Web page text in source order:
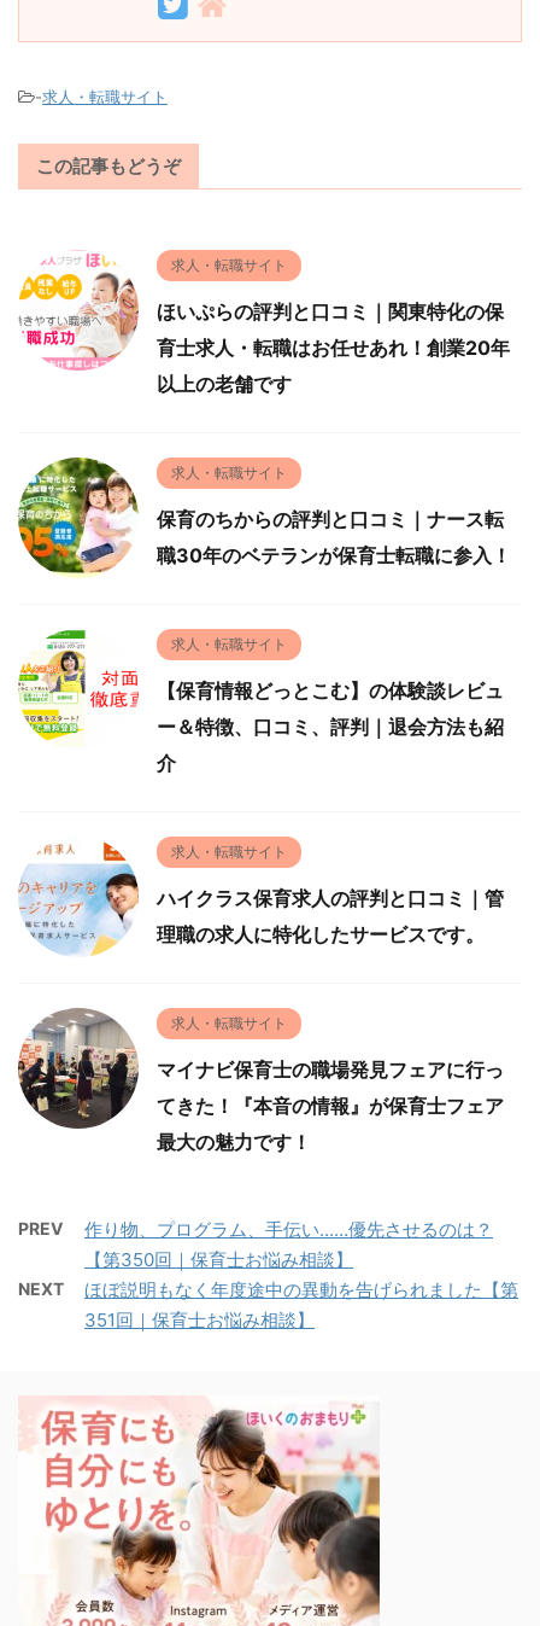
-求人・転職サイト
この記事もどうぞ
求人・転職サイト
ほいぷらの評判と口コミ｜関東特化の保
育士求人・転職はお任せあれ！創業20年
以上の老舗です
求人・転職サイト
保育のちからの評判と口コミ｜ナース転
職30年のベテランが保育士転職に参入！
求人・転職サイト
【保育情報どっとこむ】の体験談レビュ
ー＆特徴、口コミ、評判｜退会方法も紹
介
求人・転職サイト
ハイクラス保育求人の評判と口コミ｜管
理職の求人に特化したサービスです。
求人・転職サイト
マイナビ保育士の職場発見フェアに行っ
てきた！『本音の情報』が保育士フェア
最大の魅力です！
PREV
作り物、プログラム、手伝い……優先させるのは？
【第350回｜保育士お悩み相談】
NEXT
ほぼ説明もなく年度途中の異動を告げられました【第
351回｜保育士お悩み相談】